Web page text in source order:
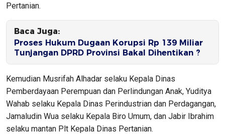
Pertanian.
Baca Juga:
Proses Hukum Dugaan Korupsi Rp 139 Miliar
Tunjangan DPRD Provinsi Bakal Dihentikan ?
Kemudian Musrifah Alhadar selaku Kepala Dinas
Pemberdayaan Perempuan dan Perlindungan Anak, Yuditya
Wahab selaku Kepala Dinas Perindustrian dan Perdagangan,
Jamaludin Wua selaku Kepala Biro Umum, dan Jabir Ibrahim
selaku mantan Plt Kepala Dinas Pertanian.